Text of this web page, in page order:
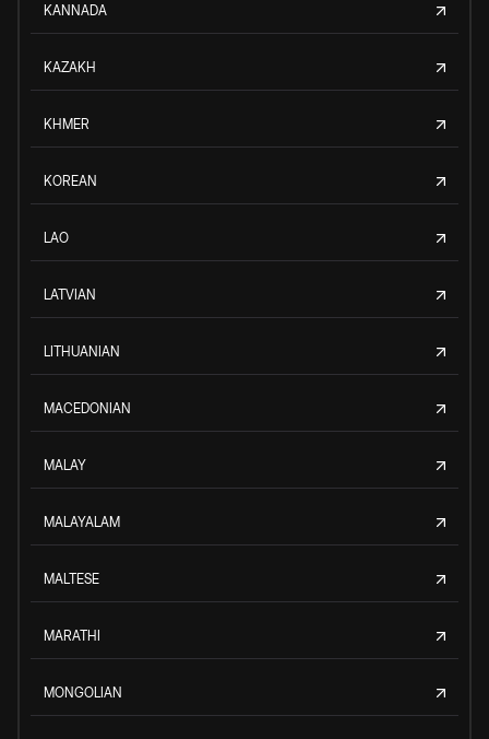
KANNADA
KAZAKH
KHMER
KOREAN
LAO
LATVIAN
LITHUANIAN
MACEDONIAN
MALAY
MALAYALAM
MALTESE
MARATHI
MONGOLIAN